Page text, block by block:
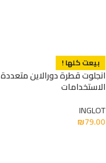
بيعت كلها !
انجلوت قطرة دورالاين متعددة
الاستخدامات
INGLOT
₪79.00